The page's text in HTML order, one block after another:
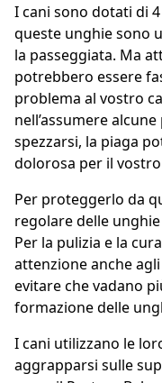
I cani sono dotati di
queste unghie sono
la passeggiata. Ma
potrebbero essere
problema al vostro
nell’assumere
spezzarsi, la piaga
dolorosa per il
Per proteggerlo da
regolare delle
Per la pulizia e la
attenzione anche
evitare che vadano
formazione delle
I cani utilizzano le
aggrapparsi sulle